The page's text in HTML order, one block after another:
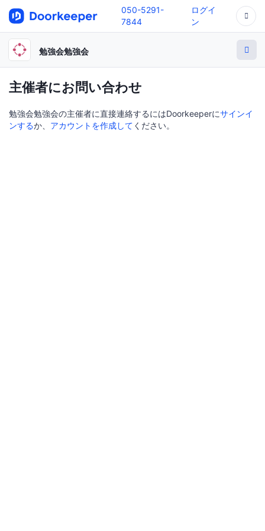
050-5291-
7844
ログイ
ン
勉強会勉強会
主催者にお問い合わせ
勉強会勉強会の主催者に直接連絡するにはDoorkeeperにサインイ
ンするか、 アカウントを作成して ください。